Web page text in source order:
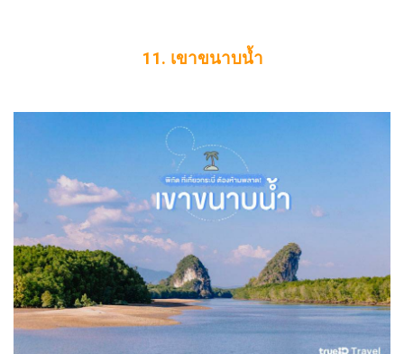
11. เขาขนาบน้ำ